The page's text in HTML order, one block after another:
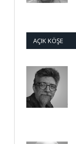
AÇIK KÖŞE